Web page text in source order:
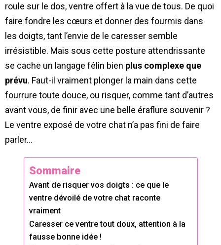
roule sur le dos, ventre offert à la vue de tous. De quoi
faire fondre les cœurs et donner des fourmis dans
les doigts, tant l’envie de le caresser semble
irrésistible. Mais sous cette posture attendrissante
se cache un langage félin bien plus complexe que
prévu. Faut-il vraiment plonger la main dans cette
fourrure toute douce, ou risquer, comme tant d’autres
avant vous, de finir avec une belle éraflure souvenir ?
Le ventre exposé de votre chat n’a pas fini de faire
parler…
Sommaire
Avant de risquer vos doigts : ce que le
ventre dévoilé de votre chat raconte
vraiment
Caresser ce ventre tout doux, attention à la
fausse bonne idée !